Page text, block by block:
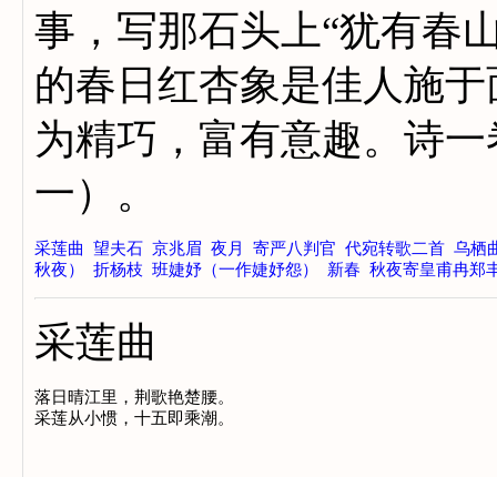
事，写那石头上“犹有春
的春日红杏象是佳人施
为精巧，富有意趣。诗
一）。
采莲曲 望夫石 京兆眉 夜月 寄严八判官 代宛转歌二首 乌栖
秋夜）
折杨枝 班婕妤（一作婕妤怨） 新春 秋夜寄皇甫冉郑
采莲曲
落日晴江里，荆歌艳楚腰。